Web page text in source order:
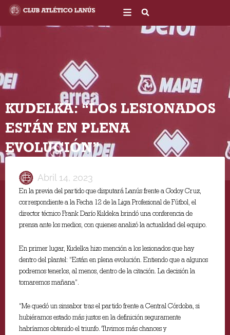
contenido
KUDELKA: “LOS LESIONADOS
ESTÁN EN PLENA
EVOLUCIÓN”
Abril 14, 2023
En la previa del partido que disputará Lanús frente a Godoy Cruz,
correspondiente a la Fecha 12 de la Liga Profesional de Fútbol, el
director técnico Frank Darío Kuldeka brindó una conferencia de
prensa ante los medios, con quienes analizó la actualidad del equipo.
En primer lugar, Kudelka hizo mención a los lesionados que hay
dentro del plantel: “Están en plena evolución. Entiendo que a algunos
podremos tenerlos, al menos, dentro de la citación. La decisión la
tomaremos mañana”.
“Me quedó un sinsabor tras el partido frente a Central Córdoba, si
hubiéramos estado más justos en la definición seguramente
habríamos obtenido el triunfo. Tuvimos más chances y